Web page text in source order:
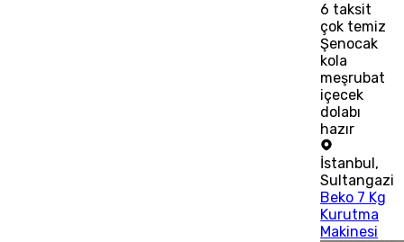
6 taksit
çok temiz
Şenocak
kola
meşrubat
içecek
dolabı
hazır
İstanbul ,
Sultangazi
Beko 7 Kg
Kurutma
Makinesi